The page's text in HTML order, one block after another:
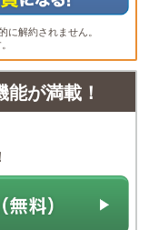
解約されません。
が満載！